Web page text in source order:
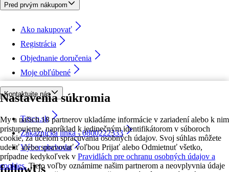
Nastavenia súkromia
My a našich 18 partnerov ukladáme informácie v zariadení alebo k nim
pristupujeme, napríklad k jedinečným identifikátorom v súboroch
cookie, za účelom spracúvania osobných údajov. Svoj súhlas môžete
udeliť alebo spravovať voľbou Prijať alebo Odmietnuť všetko,
prípadne kedykoľvek v Pravidlách pre ochranu osobných údajov a
cookies. Tieto voľby oznámime našim partnerom a neovplyvnia údaje
Pred prvým nákupom
Ako nakupovať
Registrácia
Objednanie doručenia
Moje obľúbené
Kontaktujte nás
Tesco.sk
Zákaznícka linka - 0800222333
Výber obchodu
followUs